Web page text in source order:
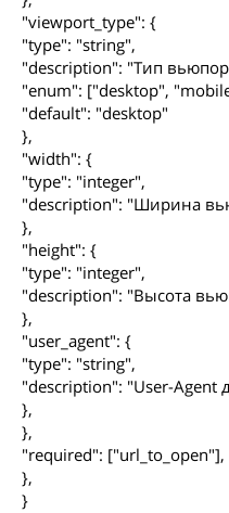
"viewport_type": {
"type": "string",
"description": "Тип
"enum": ["desktop",
"default": "desktop"
},
"width": {
"type": "integer",
"description": "Ширина
},
"height": {
"type": "integer",
"description": "Высота
},
"user_agent": {
"type": "string",
"description": "User-Agent
},
},
"required": ["url_to_open"],
},
}